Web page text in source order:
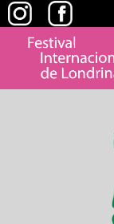
Skip
to
content